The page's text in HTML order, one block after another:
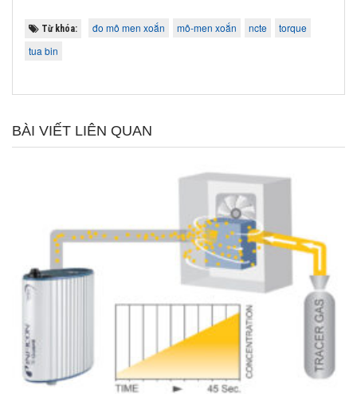
Từ khóa: đo mô men xoắn mô-men xoắn ncte
torque
tua bin
BÀI VIẾT LIÊN QUAN